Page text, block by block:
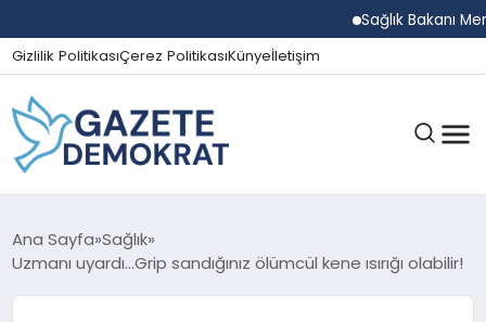
Sağlık Bakanı
Gizlilik PolitikasıÇerez PolitikasıKünyeİletişim
GÜNDEM
Ana Sayfa Sağlık
Uzmanı uyardı…Grip sandığınız ölümcül kene ısırığı olabilir!